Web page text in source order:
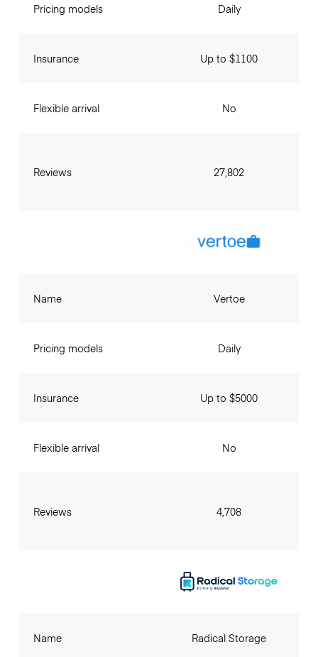
Pricing models
Insurance
Flexible arrival
Reviews
Daily
Up to $1100
No
27,802
Name
Pricing models
Insurance
Flexible arrival
Reviews
Vertoe
Daily
Up to $5000
No
4,708
Name Radical Storage